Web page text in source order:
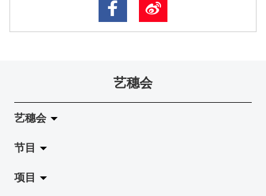
艺穗会
艺穗会
关于艺穗会
艺穗会的演化
节目
拉阔
项目